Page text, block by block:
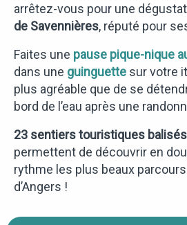
arrêtez-vous pour une
de Savennières, réputé pour
Faites une pause pique-nique
dans une guinguette sur votre
plus agréable que de se
bord de l’eau après une
23 sentiers touristiques balisés
permettent de découvrir en
rythme les plus beaux
d’Angers !